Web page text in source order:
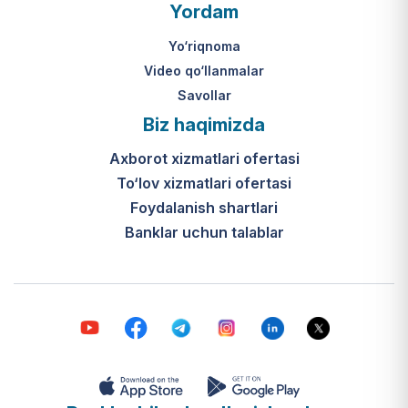
O‘zbekiston Respublikasi Vazirlar
316-son qarori hamda Prezidentning
PQ-410-son qarori.
Ijtimoiy qo‘llab-quvvatlash
markazlari (IQQM) o‘zi nima?
Bular ilgarigi “Saxovat” keksalar va
nogironligi bo‘lgan shaxslar uchun
internat uylari hamda Urush va
mehnat faxriylari pansionatining
Yordam
Yo‘riqnoma
Video qo‘llanmalar
Savollar
Biz haqimizda
Axborot xizmatlari ofertasi
To‘lov xizmatlari ofertasi
Foydalanish shartlari
Banklar uchun talablar